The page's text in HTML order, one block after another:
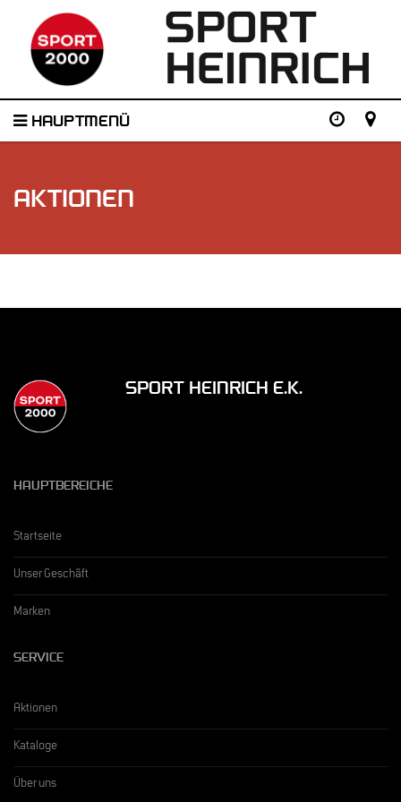
HAUPTMENÜ
AKTIONEN
SPORT HEINRICH E.K.
HAUPTBEREICHE
Startseite
Unser Geschäft
Marken
SERVICE
Aktionen
Kataloge
Über uns